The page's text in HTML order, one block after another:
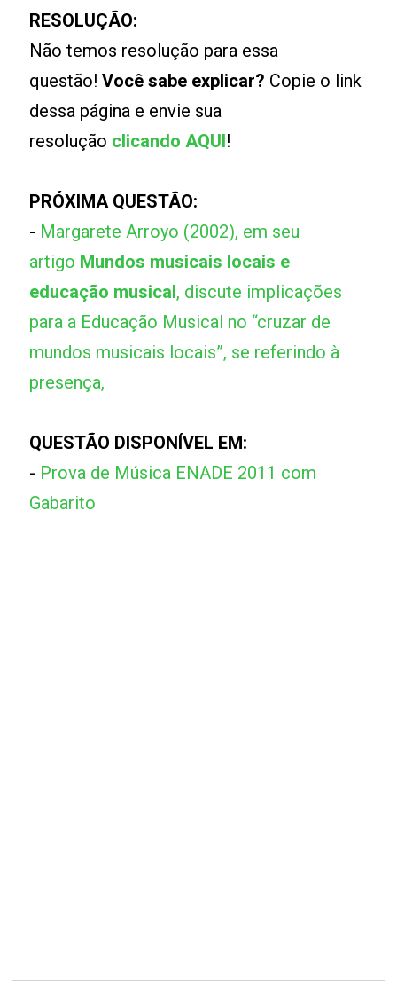
RESOLUÇÃO:
Não temos resolução para essa
questão!Você sabe explicar? Copie o link
dessa página e envie sua
resolução clicando AQUI!
PRÓXIMA QUESTÃO:
- Margarete Arroyo (2002), em seu
artigo Mundos musicais locais e
educação musical, discute implicações
para a Educação Musical no “cruzar de
mundos musicais locais”, se referindo à
presença,
QUESTÃO DISPONÍVEL EM:
- Prova de Música ENADE 2011 com
Gabarito